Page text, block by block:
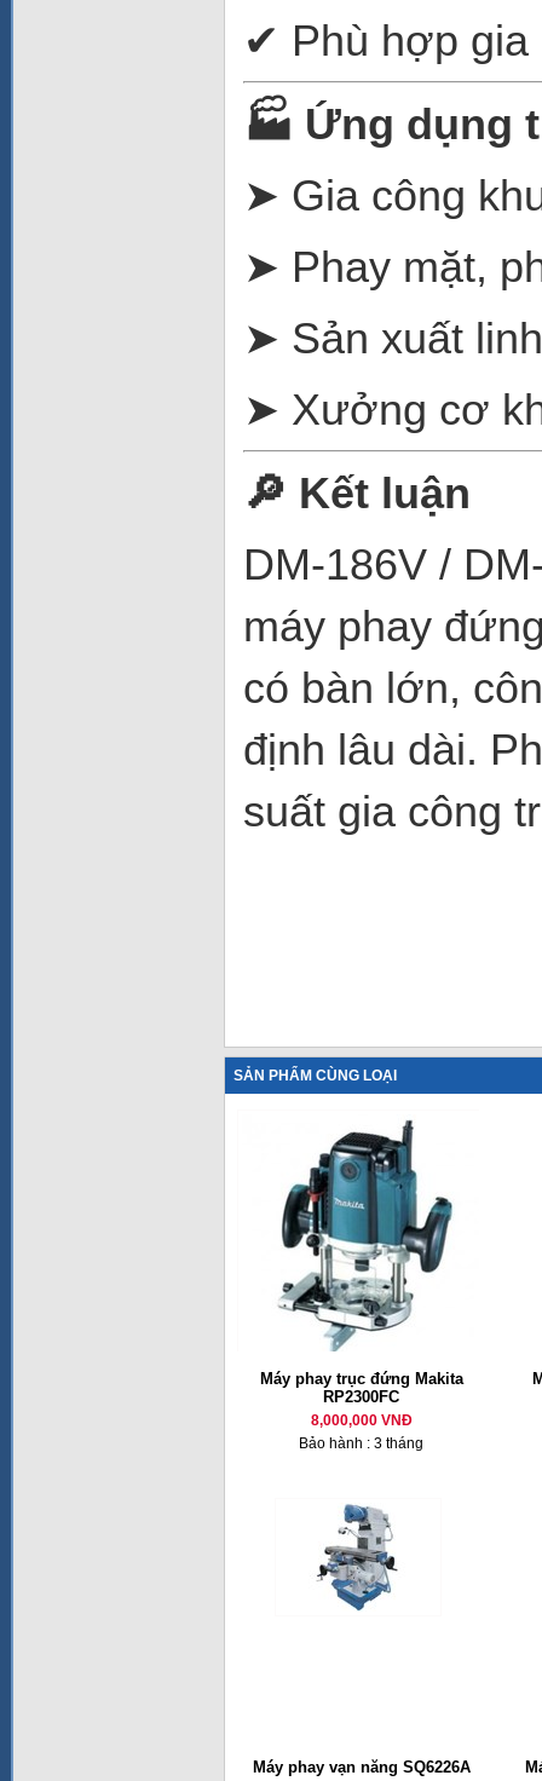
✔ Phù hợp gia
🏭 Ứng dụng
➤ Gia công
➤ Phay mặt,
➤ Sản xuất
➤ Xưởng cơ
🔎 Kết luận
DM-186V /
máy phay
có bàn lớn,
định lâu dài.
suất gia công
SẢN PHẨM CÙNG LOẠI
Máy phay trục đứng Makita
RP2300FC
8,000,000 VNĐ
Bảo hành : 3 tháng
Máy phay vạn năng SQ6226A